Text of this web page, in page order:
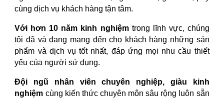
cùng dịch vụ khách hàng tận tâm.
Với hơn 10 năm kinh nghiệmtrong lĩnh vực, chúng
tôi đã và đang mang đến cho khách hàng những sản
phẩm và dịch vụ tốt nhất, đáp ứng mọi nhu cầu thiết
yếu của người sử dụng.
Đội ngũ nhân viên chuyên nghiệp, giàu kinh
nghiệm cùng kiến thức chuyên môn sâu rộng luôn sẵn